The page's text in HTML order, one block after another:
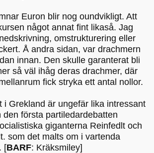
Euron blir nog oundvikligt. Att
något annat fint likaså. Jag
omstrukturering eller
Å andra sidan, var drachmern
innan. Den skulle garanterat bli
så väl ihåg deras drachmer, där
fick stryka ett antal nollor.
i Grekland är ungefär lika intressant
den första partiledardebatten
giganterna Reinfedlt och
som det malts om i vartenda
[BARF: Kräksmiley]